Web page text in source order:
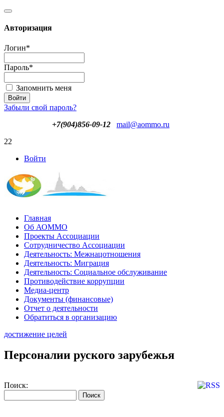
Авторизация
Логин*
Пароль*
Запомнить меня
Забыли свой пароль?
+7(904)856-09-12
mail@aommo.ru
22
Войти
Главная
Об АОММО
Проекты Ассоциации
Сотрудничество Ассоциации
Деятельность: Межнацотношения
Деятельность: Миграция
Деятельность: Социальное обслуживание
Противодействие коррупции
Медиа-центр
Документы (финансовые)
Отчет о деятельности
Обратиться в организацию
достижение целей
Персоналии руского зарубежья
Поиск: